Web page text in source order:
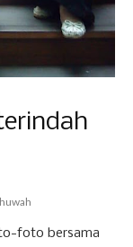
foto bersama